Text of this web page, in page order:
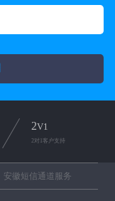
2V1
2对1客户支持
安徽短信通道服务